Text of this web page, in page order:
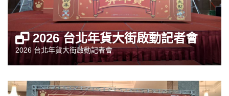
2026 台北年貨大街啟動記者會
2026 台北年貨大街啟動記者會